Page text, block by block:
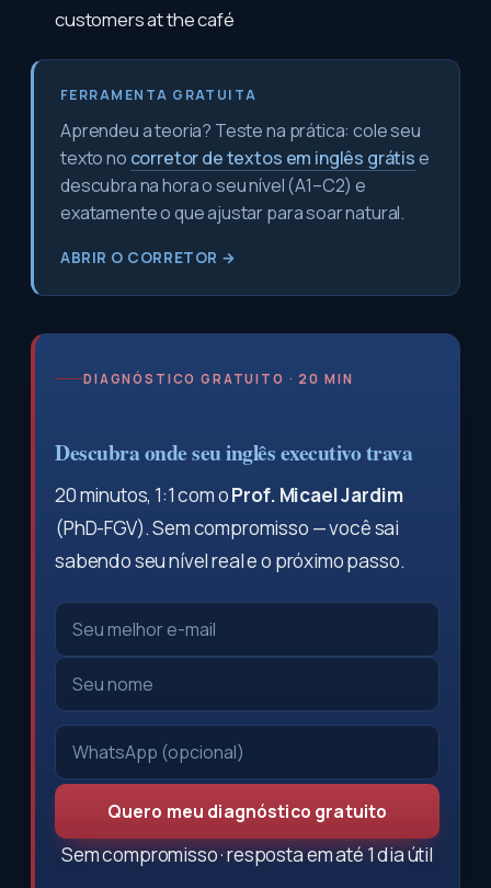
customers at the café
FERRAMENTA GRATUITA
Aprendeu a teoria? Teste na prática: cole seu
texto no corretor de textos em inglês grátise
descubra na hora o seu nível (A1–C2) e
exatamente o que ajustar para soar natural.
ABRIR O CORRETOR →
DIAGNÓSTICO GRATUITO · 20 MIN
Descubra onde seu inglês executivo trava
20 minutos, 1:1 com oProf. Micael Jardim
(PhD-FGV). Sem compromisso — você sai
sabendo seu nível real e o próximo passo.
Quero meu diagnóstico gratuito
Sem compromisso · resposta em até 1 dia útil